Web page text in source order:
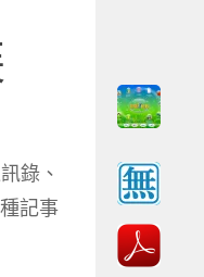
錄、
記事